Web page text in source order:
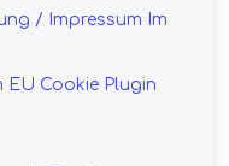
/ Impressum Im
EU Cookie Plugin